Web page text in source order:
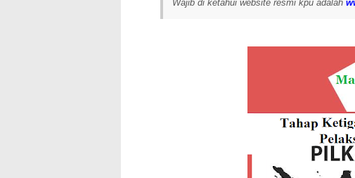
Wajib di ketahui website resmi kpu adalah